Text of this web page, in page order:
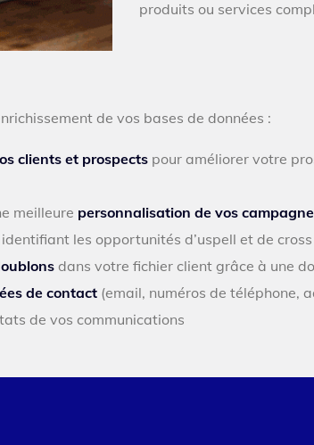
produits ou services
de vos bases de données :
clients et prospectspour améliorer votre
meilleure personnalisation de vos
identifiant les opportunités d’uspell et de
dans votre fichier client grâce à une
de contact(email, numéros de téléphone,
de vos communications